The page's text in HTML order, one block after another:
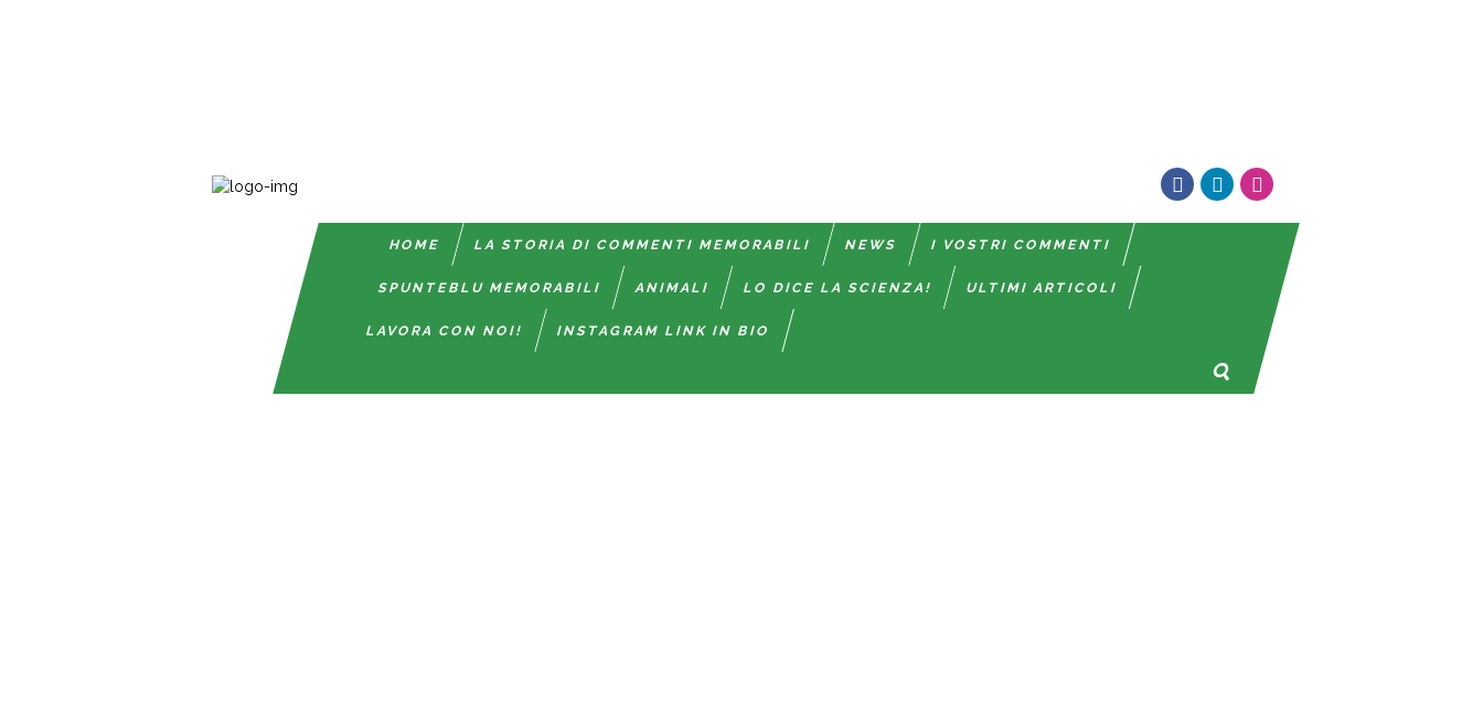
HOME LA STORIA DI COMMENTI MEMORABILI NEWS I VOSTRI COMMENTI
SPUNTEBLU MEMORABILI ANIMALI LO DICE LA SCIENZA! ULTIMI ARTICOLI
LAVORA CON NOI! INSTAGRAM LINK IN BIO